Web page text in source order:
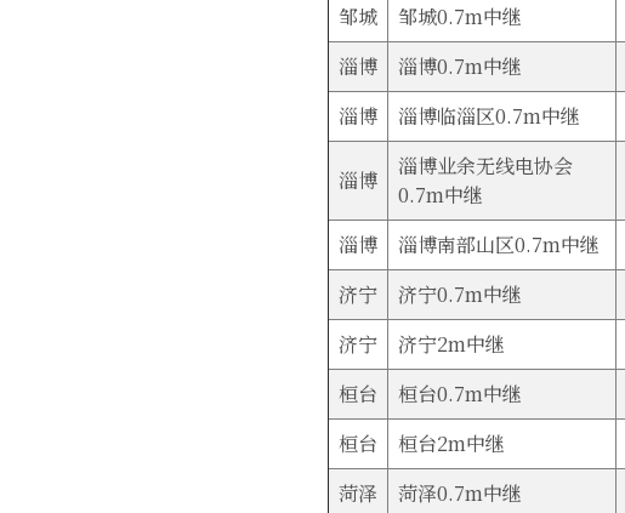
邹城
邹城0.7m中继
淄博
淄博0.7m中继
淄博
淄博临淄区0.7m中继
淄博
淄博业余无线电协会
0.7m中继
淄博 淄博南部山区0.7m中继
济宁
济宁0.7m中继
济宁
济宁2m中继
桓台
桓台0.7m中继
桓台
桓台2m中继
菏泽
菏泽0.7m中继